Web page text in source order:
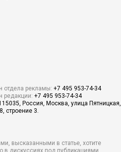
отдела рекламы: +7 495 953-74-34
редакции: +7 495 953-74-34
Россия, Москва, улица Пятницкая,
строение 3.
высказанными в статье, хотите
в дискуссиях под публикациями.